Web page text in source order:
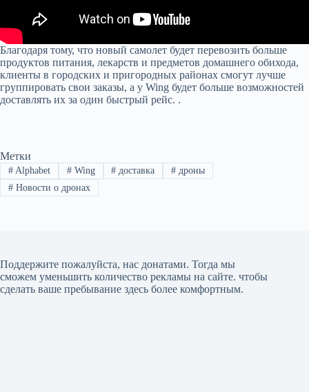
Благодаря тому, что новый самолет будет перевозить больше
продуктов питания, лекарств и предметов домашнего обихода,
клиенты в городских и пригородных районах смогут лучше
группировать свои заказы, а у Wing будет больше возможностей
доставлять их за один быстрый рейс. .
Метки
#Alphabet #Wing # доставка # дроны
#Новости о дронах
Поддержите пожалуйста, нас донатами. Тогда мы
сможем уменьшить количество рекламы на сайте. чтобы
сделать ваше пребывание здесь более комфортным.